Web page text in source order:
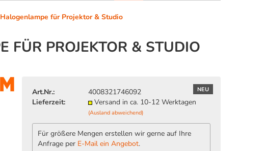
Konto erstellen
Passwort vergessen?
für Projektor & Studio
PROJEKTOR & STUDIO
NEU
Art.Nr.:
4008321746092
Lieferzeit:
Versand in ca. 10-12 Werktagen
(Ausland abweichend)
Für größere Mengen erstellen wir gerne auf Ihre
Anfrage per E-Mail ein Angebot.